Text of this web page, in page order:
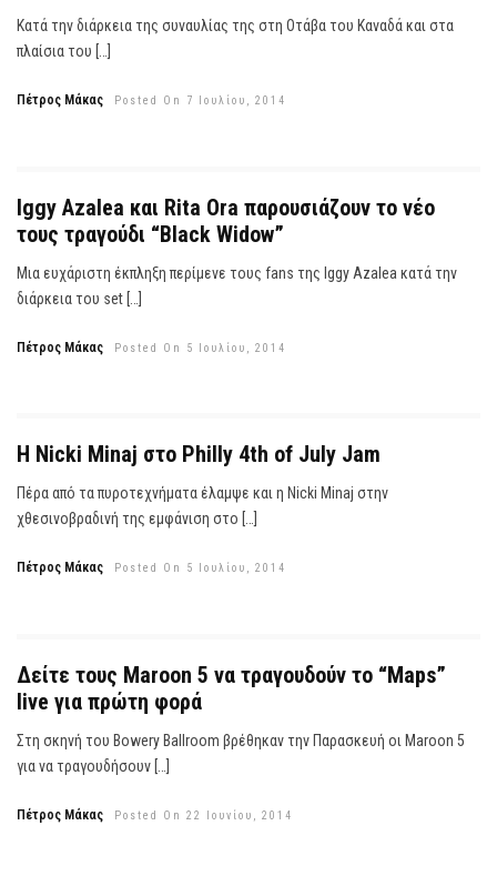
Κατά την διάρκεια της συναυλίας της στη Οτάβα του Καναδά και στα
πλαίσια του […]
Πέτρος Μάκας Posted On 7 Ιουλίου, 2014
Iggy Azalea και Rita Ora παρουσιάζουν το νέο
τους τραγούδι “Black Widow”
Μια ευχάριστη έκπληξη περίμενε τους fans της Iggy Azalea κατά την
διάρκεια του set […]
Πέτρος Μάκας Posted On 5 Ιουλίου, 2014
H Nicki Minaj στο Philly 4th of July Jam
Πέρα από τα πυροτεχνήματα έλαμψε και η Nicki Minaj στην
χθεσινοβραδινή της εμφάνιση στο […]
Πέτρος Μάκας Posted On 5 Ιουλίου, 2014
Δείτε τους Maroon 5 να τραγουδούν το “Maps”
live για πρώτη φορά
Στη σκηνή του Bowery Ballroom βρέθηκαν την Παρασκευή οι Maroon 5
για να τραγουδήσουν […]
Πέτρος Μάκας Posted On 22 Ιουνίου, 2014